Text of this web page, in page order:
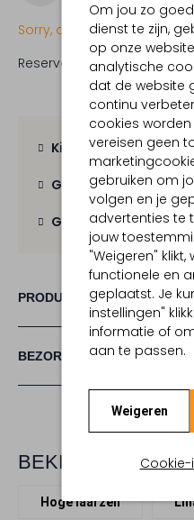
Om jou zo
dienst te zijn,
op onze
analytische
dat de website
continu
cookies
vereisen geen
gebruiken om
volgen en je
advertenties te
jouw
"Weigeren"
functionele en
geplaatst. Je
instellingen"
informatie of
aan te passen.
Weigeren
Sorry, dit item is
Reserveer direct in een
Kies zelf je
Gratis verzending
Gratis retourbinnen
PRODUCT INFORMATIE
BEZORGEN & RETOURNEREN
BEKIJK MEER
Hoge laarzen